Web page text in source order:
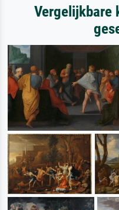
Vergelijkbare